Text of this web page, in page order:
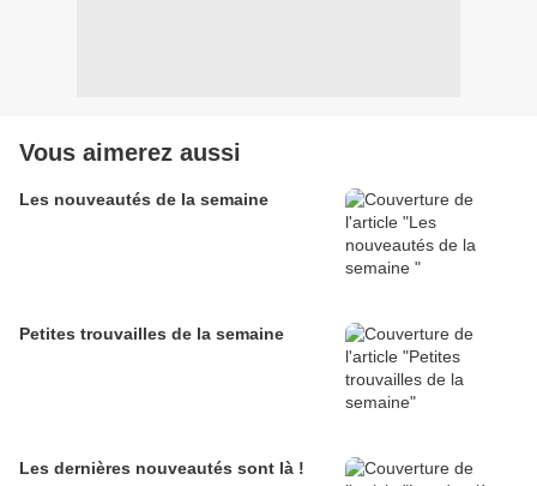
Vous aimerez aussi
Les nouveautés de la semaine
Petites trouvailles de la semaine
Les dernières nouveautés sont là !